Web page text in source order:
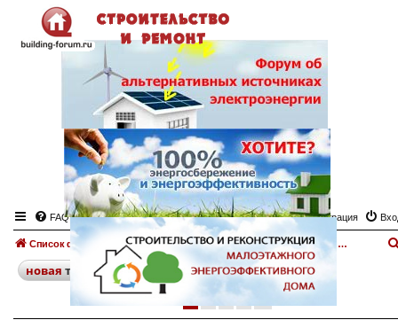
FAQ Регистрация
Список форумов Планировка участка, ландшафтный дизайн Доска объявлений. Планировка участка, ландшафтный дизайн
новаятема поискрасширенный
след.